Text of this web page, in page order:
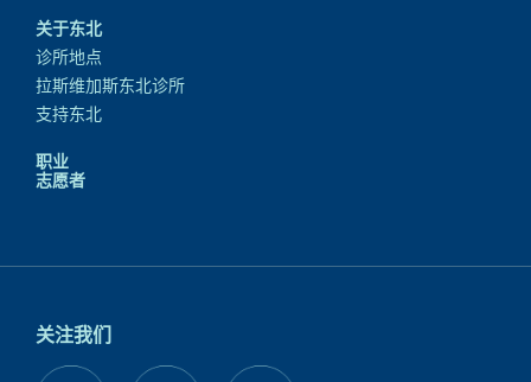
关于东北
诊所地点
拉斯维加斯东北诊所
支持东北
职业
志愿者
关注我们